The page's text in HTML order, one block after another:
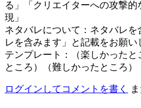
る」「クリエイターへの攻撃
現」
ネタバレについて：ネタバレ
レを含みます」と記載をお願い
テンプレート：（楽しかった
ところ）（難しかったところ）
ログインしてコメントを書く